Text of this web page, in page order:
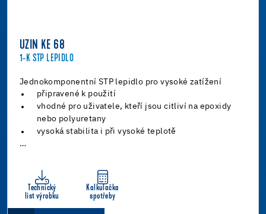
UZIN KE 68
1-K STP LEPIDLO
Jednokomponentní STP lepidlo pro vysoké zatížení
připravené k použití
vhodné pro uživatele, kteří jsou citliví na epoxidy
nebo polyuretany
vysoká stabilita i při vysoké teplotě
…
Technický
list výrobku
Kalkulačka
spotřeby